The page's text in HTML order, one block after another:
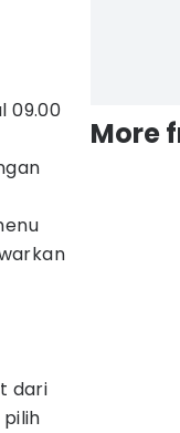
09.00
dari
More